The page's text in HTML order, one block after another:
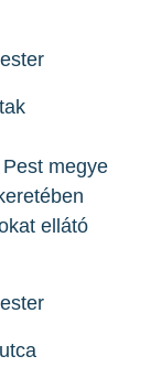
megye
ellátó